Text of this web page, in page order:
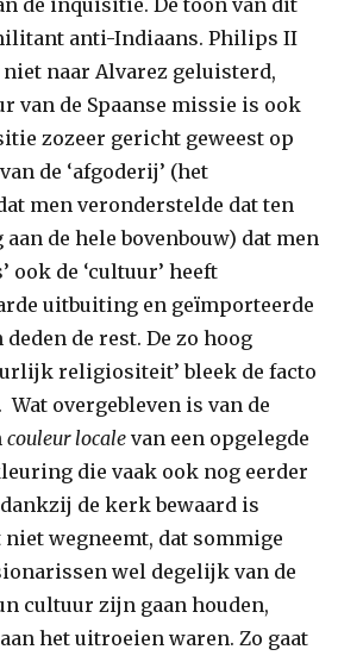
de inquisitie. De toon van dit
anti-Indiaans. Philips II
naar Alvarez geluisterd,
van de Spaanse missie is ook
zozeer gericht geweest op
de ‘afgoderij’ (het
men veronderstelde dat ten
de hele bovenbouw) dat men
ook de ‘cultuur’ heeft
uitbuiting en geïmporteerde
de rest. De zo hoog
religiositeit’ bleek de facto
Wat overgebleven is van de
couleur localevan een opgelegde
die vaak ook nog eerder
de kerk bewaard is
niet wegneemt, dat sommige
wel degelijk van de
cultuur zijn gaan houden,
het uitroeien waren. Zo gaat